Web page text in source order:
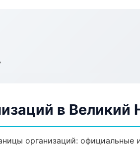
в Великий
организаций: официальные